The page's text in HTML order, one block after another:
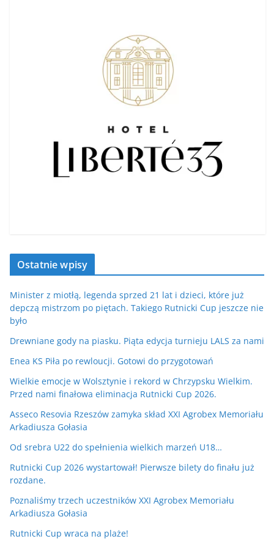
Ostatnie wpisy
Minister z miotłą, legenda sprzed 21 lat i dzieci, które już
depczą mistrzom po piętach. Takiego Rutnicki Cup jeszcze nie
było
Drewniane gody na piasku. Piąta edycja turnieju LALS za nami
Enea KS Piła po rewloucji. Gotowi do przygotowań
Wielkie emocje w Wolsztynie i rekord w Chrzypsku Wielkim.
Przed nami finałowa eliminacja Rutnicki Cup 2026.
Asseco Resovia Rzeszów zamyka skład XXI Agrobex Memoriału
Arkadiusza Gołasia
Od srebra U22 do spełnienia wielkich marzeń U18…
Rutnicki Cup 2026 wystartował! Pierwsze bilety do finału już
rozdane.
Poznaliśmy trzech uczestników XXI Agrobex Memoriału
Arkadiusza Gołasia
Rutnicki Cup wraca na plaże!